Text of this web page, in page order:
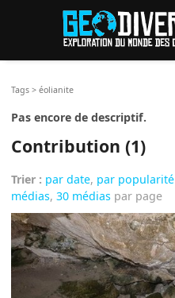
Tags >éolianite
Pas encore de descriptif.
Contribution (1)
Trier : par date, par popularité
médias,30 médias par page